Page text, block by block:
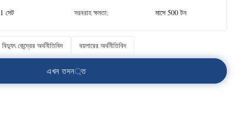
1 সেট সরবরাহ ক্ষমতা: মাসে 500 টন
বিদ্যুৎ কেন্দ্রের অর্থনীতিবিদ বয়লারের অর্থনীতিবিদ
এখন তদন্ত